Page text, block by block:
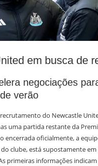
em busca de
negociações
verão
do Newcastle
uma partida restante da
encerrada oficialmente, a
clube, está supostamente
primeiras informações